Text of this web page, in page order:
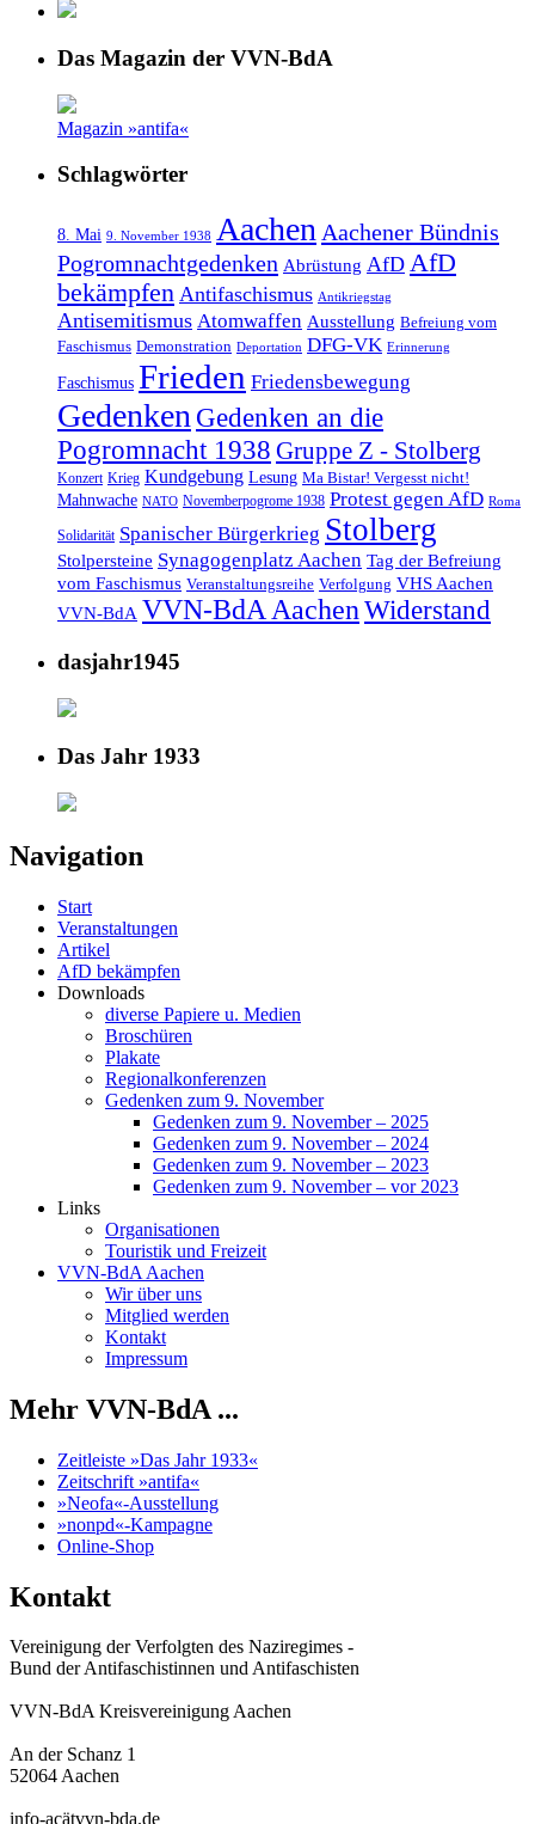
Das Magazin der VVN-BdA
Magazin »antifa«
Schlagwörter
8. Mai 9. November 1938 Aachen Aachener Bündnis
Pogromnachtgedenken Abrüstung AfD AfD
bekämpfen Antifaschismus Antikriegstag
Antisemitismus Atomwaffen Ausstellung Befreiung vom
Faschismus Demonstration Deportation DFG-VK Erinnerung
Faschismus Frieden Friedensbewegung
Gedenken Gedenken an die
Pogromnacht 1938 Gruppe Z - Stolberg
Konzert Krieg Kundgebung Lesung Ma Bistar! Vergesst nicht!
Mahnwache NATO Novemberpogrome 1938 Protest gegen AfD Roma
Solidarität Spanischer Bürgerkrieg Stolberg
Stolpersteine Synagogenplatz Aachen Tag der Befreiung
vom Faschismus Veranstaltungsreihe Verfolgung VHS Aachen
VVN-BdA VVN-BdA AachenWiderstand
dasjahr1945
Das Jahr 1933
Navigation
Start
Veranstaltungen
Artikel
AfD bekämpfen
Downloads
diverse Papiere u. Medien
Broschüren
Plakate
Regionalkonferenzen
Gedenken zum 9. November
Gedenken zum 9. November – 2025
Gedenken zum 9. November – 2024
Gedenken zum 9. November – 2023
Gedenken zum 9. November – vor 2023
Links
Organisationen
Touristik und Freizeit
VVN-BdA Aachen
Wir über uns
Mitglied werden
Kontakt
Impressum
Mehr VVN-BdA ...
Zeitleiste »Das Jahr 1933«
Zeitschrift »antifa«
»Neofa«-Ausstellung
»nonpd«-Kampagne
Online-Shop
Kontakt
Vereinigung der Verfolgten des Naziregimes -
Bund der Antifaschistinnen und Antifaschisten
VVN-BdA Kreisvereinigung Aachen
An der Schanz 1
52064 Aachen
info-acätvvn-bda.de